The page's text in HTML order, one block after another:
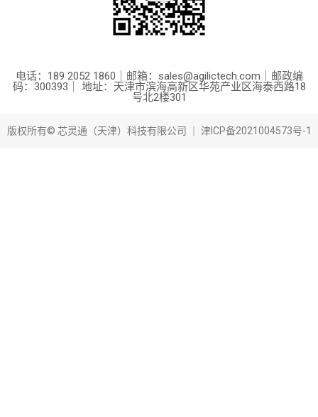
电话：189 2052 1860｜邮箱：sales@agilictech.com｜邮政编
码：300393｜ 地址：天津市滨海高新区华苑产业区海泰西路18
号北2楼301
版权所有© 芯灵通（天津）科技有限公司 ｜ 津ICP备2021004573号-1